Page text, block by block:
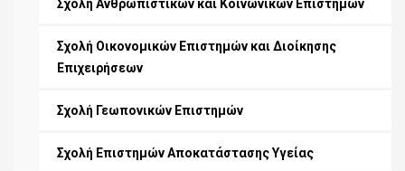
Σχολή Ανθρωπιστικών και Κοινωνικών Επιστημών
Σχολή Οικονομικών Επιστημών και Διοίκησης
Επιχειρήσεων
Σχολή Γεωπονικών Επιστημών
Σχολή Επιστημών Αποκατάστασης Υγείας